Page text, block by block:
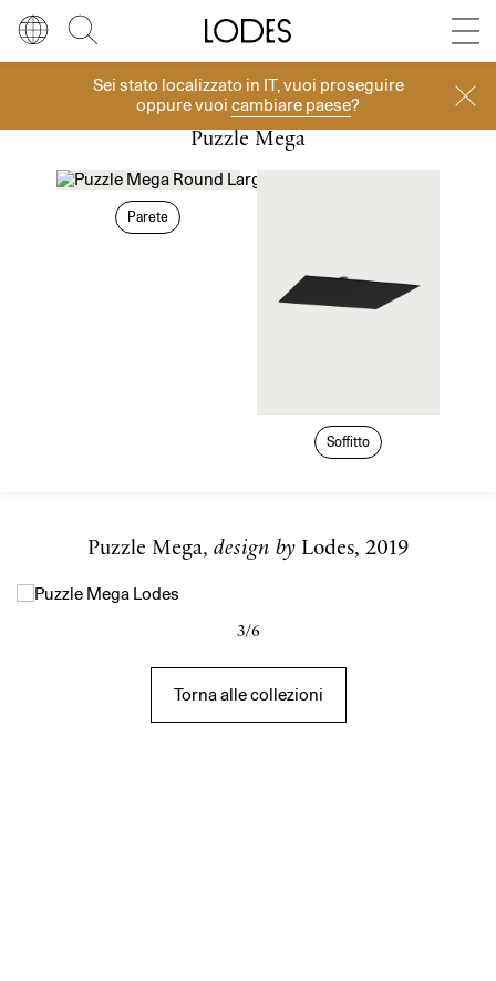
Sei stato localizzato in IT, vuoi proseguire
oppure vuoicambiare paese?
LinguaItaliano
Store locator Press room
Diesel Living with Lodes
Collezioni
Puzzle Mega
Parete
Soffitto
Puzzle Mega, design by Lodes, 2019
3/6
Torna alle collezioni